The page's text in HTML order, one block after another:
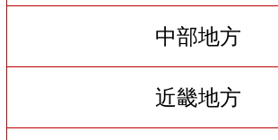
中部地方
近畿地方